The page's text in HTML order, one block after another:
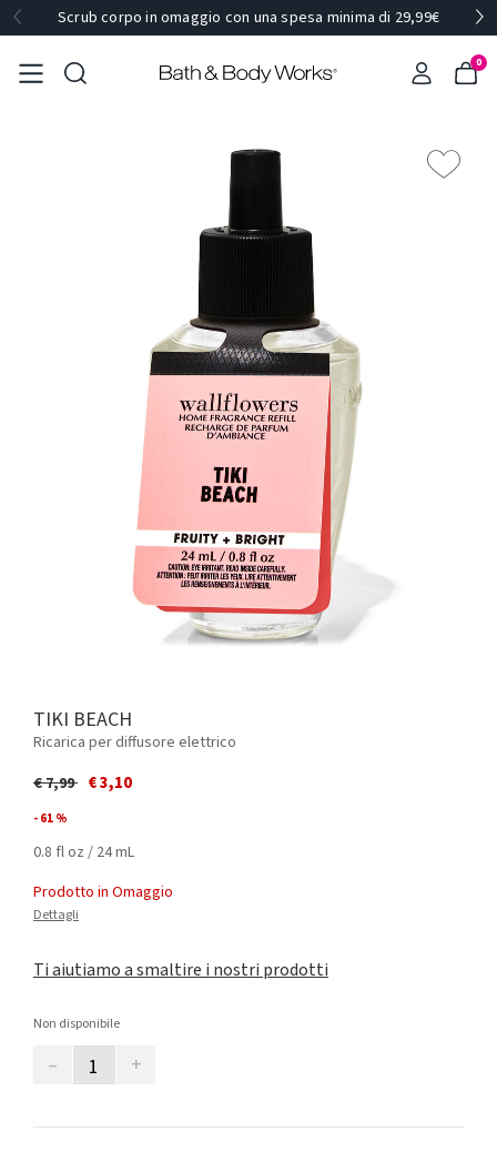
Scrub corpo in omaggio con una spesa minima di 29,99€
0
TIKI BEACH
Ricarica per diffusore elettrico
Price reduced from
€ 7,99to€ 3,10
- 61 %
0.8 fl oz / 24 mL
Prodotto in Omaggio
Dettagli
Ti aiutiamo a smaltire i nostri prodotti
Non disponibile
– +